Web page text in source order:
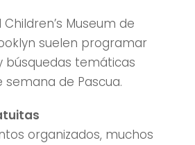
Museum de
suelen programar
búsquedas temáticas
de Pascua.
organizados, muchos